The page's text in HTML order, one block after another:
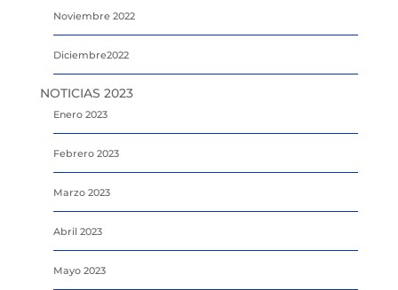
Noviembre 2022
Diciembre2022
NOTICIAS 2023
Enero 2023
Febrero 2023
Marzo 2023
Abril 2023
Mayo 2023